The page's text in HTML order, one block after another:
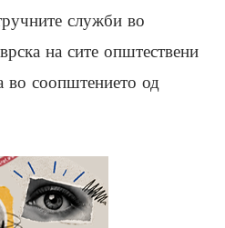
служби во
на сите општествени
во соопштението од